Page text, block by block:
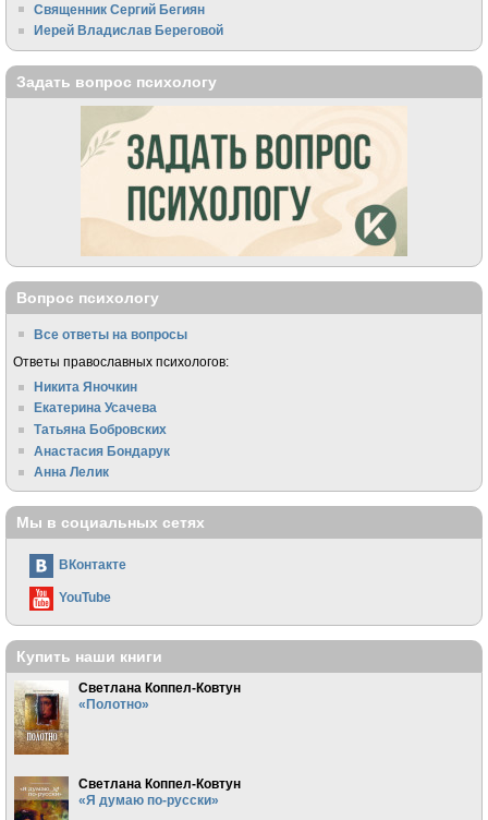
Священник Сергий Бегиян
Иерей Владислав Береговой
Задать вопрос психологу
Вопрос психологу
Все ответы на вопросы
Ответы православных психологов:
Никита Яночкин
Екатерина Усачева
Татьяна Бобровских
Анастасия Бондарук
Анна Лелик
Мы в социальных сетях
ВКонтакте
YouTube
Купить наши книги
Светлана Коппел-Ковтун
«Полотно»
Светлана Коппел-Ковтун
«Я думаю по-русски»